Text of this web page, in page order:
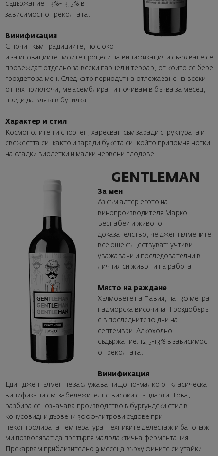
съдържание: 13%-13,5% в
зависимост от реколтата.
Винификация
С почит към традициите, но с око
и за иновациите, моите процеси на винификация и съзряване се
провеждат отделно за всеки парцел и тероар, от които се бере
гроздето за мен. След като периодът на отлежаване на всеки
от тях приключи, ме асемблират и почивам в бъчва за месец,
преди да вляза в бутилка
Характер и стил
Космополитен и спортен, харесван съм заради структурата и
свежестта си, както и заради букета си, който припомня нотки
на сладки виолетки и малки червени плодове.
GENTLEMAN
За мен
Аз съм алтер егото на
винопроизводителя Марко
Бернабеи и живото
доказателство, че джентълмените
все още съществуват: учтиви,
уважавани и последователни в
личния си живот и на работа.
Място на раждане
Хълмовете на Павия, на 130 метра
надморска височина. Гроздоберът
е в последните 10 дни на
септември. Алкохолно
съдържание: 12,5-13% в зависимост
от реколтата.
Винификация
Един джентълмен не заслужава нищо по-малко от класическа
винификаци със забележително високи стандарти. Това,
разбира се, означава производство в бургундски стил в
конусовидни дървени 3000-литрови съдове при
неконтролирана температура. Техниките делестаж и батонаж
ми позволяват да претърпя малолактична ферментация.
Прекарвам приблизително 9 месеца върху фините си утайки.